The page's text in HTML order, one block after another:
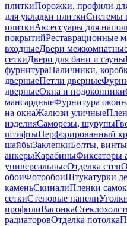
плиткиПорожки, профили
для укладки плиткиСистемы
плиткиАксессуары для
покрытийРеставрационные
входныеДвери
сеткиДвери для бани и сауны
фурнитураНаличники,
дверныеПетли дверные
дверныеОкна и подоконники
мансардныеФурнитура
на окнаЖалюзи уличные
изделияСаморезы, шурупы
штифтыПерфорированный
шайбыЗаклепкиБолты,
анкерыКарабиныФиксаторы
универсальныеОтделка стен
обоиФотообоиШтукатурки
каменьСкиналиПленки
сеткиСтеновые панели
профилиВагонка
радиаторовОтделка потолка